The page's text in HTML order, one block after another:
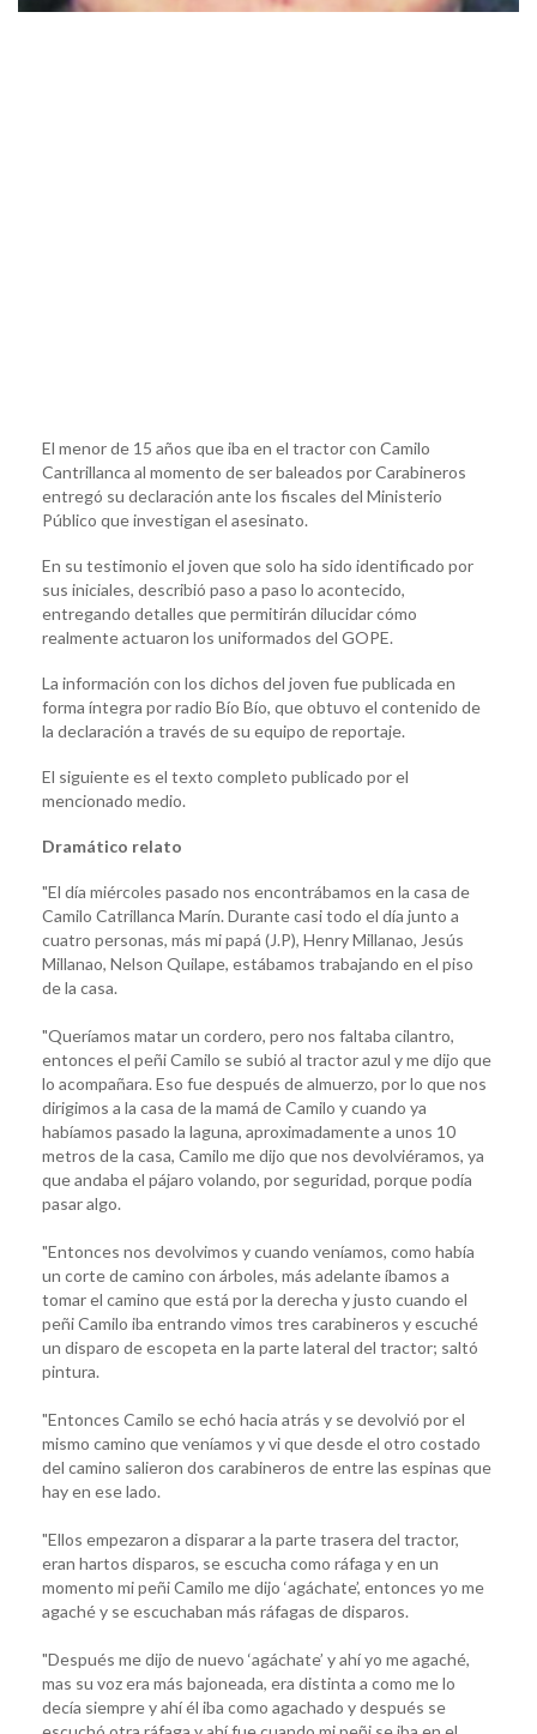
El menor de 15 años que iba en el tractor con Camilo
Cantrillanca al momento de ser baleados por Carabineros
entregó su declaración ante los fiscales del Ministerio
Público que investigan el asesinato.
En su testimonio el joven que solo ha sido identificado por
sus iniciales, describió paso a paso lo acontecido,
entregando detalles que permitirán dilucidar cómo
realmente actuaron los uniformados del GOPE.
La información con los dichos del joven fue publicada en
forma íntegra por radio Bío Bío, que obtuvo el contenido de
la declaración a través de su equipo de reportaje.
El siguiente es el texto completo publicado por el
mencionado medio.
Dramático relato
"El día miércoles pasado nos encontrábamos en la casa de
Camilo Catrillanca Marín. Durante casi todo el día junto a
cuatro personas, más mi papá (J.P), Henry Millanao, Jesús
Millanao, Nelson Quilape, estábamos trabajando en el piso
de la casa.
"Queríamos matar un cordero, pero nos faltaba cilantro,
entonces el peñi Camilo se subió al tractor azul y me dijo que
lo acompañara. Eso fue después de almuerzo, por lo que nos
dirigimos a la casa de la mamá de Camilo y cuando ya
habíamos pasado la laguna, aproximadamente a unos 10
metros de la casa, Camilo me dijo que nos devolviéramos, ya
que andaba el pájaro volando, por seguridad, porque podía
pasar algo.
"Entonces nos devolvimos y cuando veníamos, como había
un corte de camino con árboles, más adelante íbamos a
tomar el camino que está por la derecha y justo cuando el
peñi Camilo iba entrando vimos tres carabineros y escuché
un disparo de escopeta en la parte lateral del tractor; saltó
pintura.
"Entonces Camilo se echó hacia atrás y se devolvió por el
mismo camino que veníamos y vi que desde el otro costado
del camino salieron dos carabineros de entre las espinas que
hay en ese lado.
"Ellos empezaron a disparar a la parte trasera del tractor,
eran hartos disparos, se escucha como ráfaga y en un
momento mi peñi Camilo me dijo ‘agáchate’, entonces yo me
agaché y se escuchaban más ráfagas de disparos.
"Después me dijo de nuevo ‘agáchate’ y ahí yo me agaché,
mas su voz era más bajoneada, era distinta a como me lo
decía siempre y ahí él iba como agachado y después se